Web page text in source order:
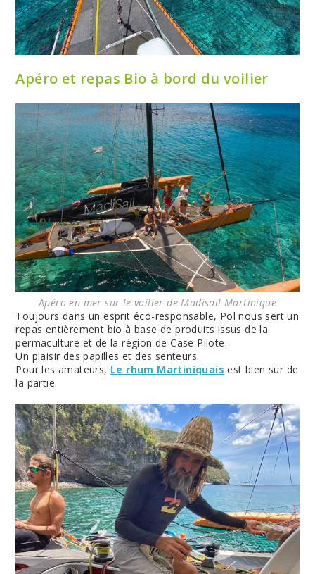
Apéro et repas Bio à bord du voilier
Apéro en mer sur le voilier de Madisail Martinique
Toujours dans un esprit éco-responsable, Pol nous sert un
repas entièrement bio à base de produits issus de la
permaculture et de la région de Case Pilote.
Un plaisir des papilles et des senteurs.
Pour les amateurs, Le rhum Martiniquais est bien sur de
la partie.